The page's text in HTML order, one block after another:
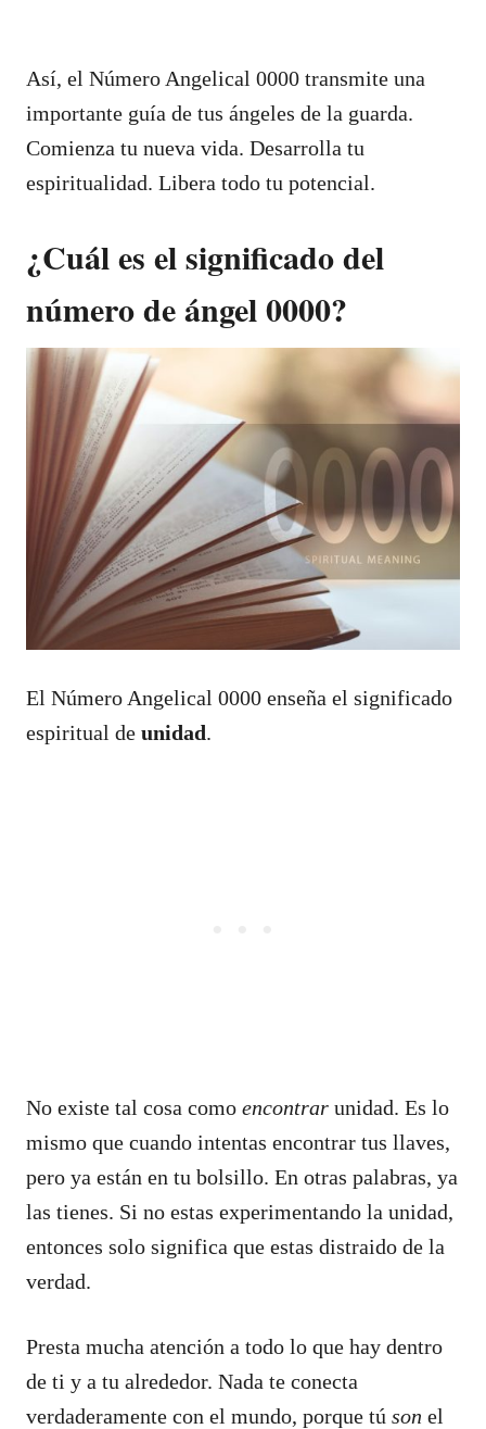
Así, el Número Angelical 0000 transmite una
importante guía de tus ángeles de la guarda.
Comienza tu nueva vida. Desarrolla tu
espiritualidad. Libera todo tu potencial.
¿Cuál es el significado del
número de ángel 0000?
El Número Angelical 0000 enseña el significado
espiritual de unidad.
No existe tal cosa como encontrar unidad. Es lo
mismo que cuando intentas encontrar tus llaves,
pero ya están en tu bolsillo. En otras palabras, ya
las tienes. Si no estas experimentando la unidad,
entonces solo significa que estas distraido de la
verdad.
Presta mucha atención a todo lo que hay dentro
de ti y a tu alrededor. Nada te conecta
verdaderamente con el mundo, porque tú son el